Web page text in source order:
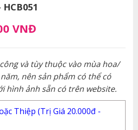
VNĐ
và tùy thuộc vào mùa hoa/
nên sản phẩm có thể có
hình ảnh sẵn có trên website.
Thiệp (Trị Giá 20.000đ -